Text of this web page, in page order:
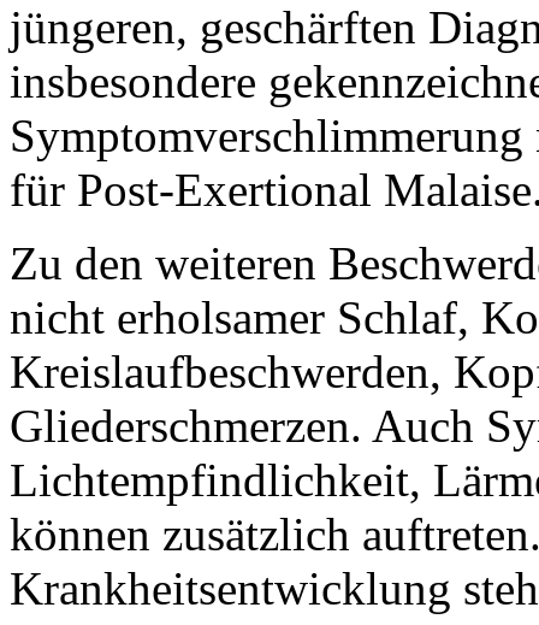
jüngeren, geschärften
insbesondere
für Post-Exertional
Zu den weiteren
nicht erholsamer Schlaf,
Kreislaufbeschwerden,
Gliederschmerzen. Auch
Lichtempfindlichkeit,
können zusätzlich
Krankheitsentwicklung